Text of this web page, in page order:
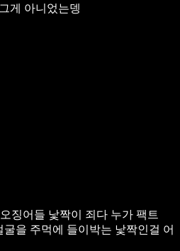
게 아니었는뎅
징어들 낯짝이 죄다 누가 팩트
굴을 주먹에 들이박는 낯짝인걸 어